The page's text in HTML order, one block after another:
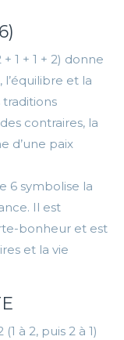
1 + 1 + 2) donne
l’équilibre et la
contraires, la
d’une paix
6 symbolise la
Il est
bonheur et est
et la vie
à 2, puis 2 à 1)